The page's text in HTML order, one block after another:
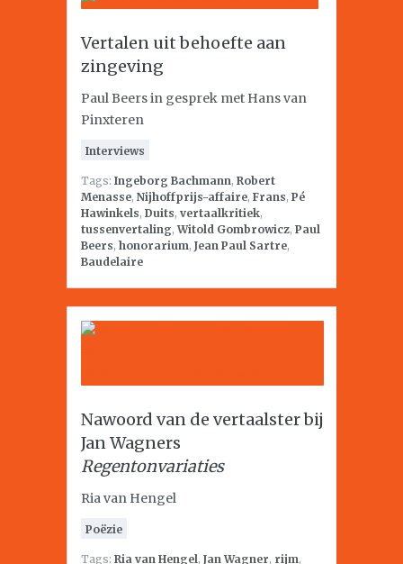
Vertalen uit behoefte aan
zingeving
Paul Beers in gesprek met Hans van
Pinxteren
Interviews
Tags: Ingeborg Bachmann, Robert
Menasse, Nijhoffprijs-affaire, Frans, Pé
Hawinkels, Duits, vertaalkritiek,
tussenvertaling,Witold Gombrowicz, Paul
Beers, honorarium, Jean Paul Sartre,
Baudelaire
Nawoord van de vertaalster bij
Jan Wagners
Regentonvariaties
Ria van Hengel
Poëzie
Tags: Ria van Hengel, Jan Wagner, rijm,